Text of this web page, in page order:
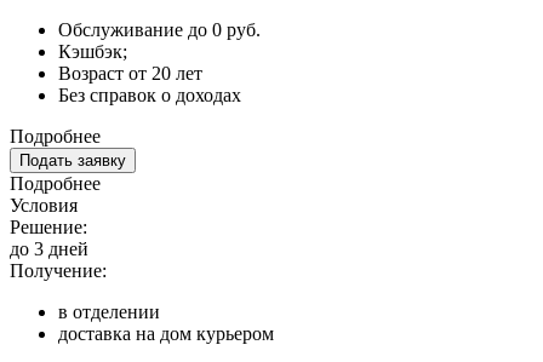
Обслуживание до 0 руб.
Кэшбэк;
Возраст от 20 лет
Без справок о доходах
Подробнее
Подать заявку
Подробнее
Условия
Решение:
до 3 дней
Получение:
в отделении
доставка на дом курьером